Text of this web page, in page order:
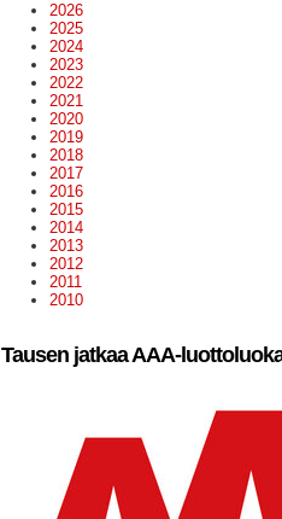
2026
2025
2024
2023
2022
2021
2020
2019
2018
2017
2016
2015
2014
2013
2012
2011
2010
Tausen jatkaa AAA-